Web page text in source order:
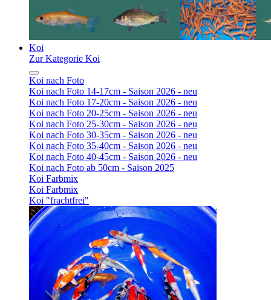
Koi
Zur Kategorie Koi
Koi nach Foto
Koi nach Foto 14-17cm - Saison 2026 - neu
Koi nach Foto 17-20cm - Saison 2026 - neu
Koi nach Foto 20-25cm - Saison 2026 - neu
Koi nach Foto 25-30cm - Saison 2026 - neu
Koi nach Foto 30-35cm - Saison 2026 - neu
Koi nach Foto 35-40cm - Saison 2026 - neu
Koi nach Foto 40-45cm - Saison 2026 - neu
Koi nach Foto ab 50cm - Saison 2025
Koi Farbmix
Koi Farbmix
Koi "frachtfrei"